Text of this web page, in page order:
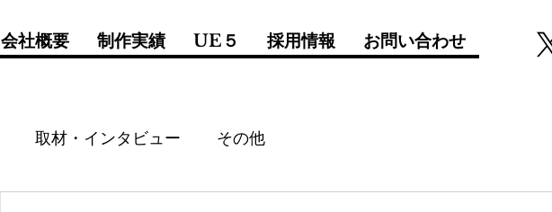
会社概要 制作実績 UE５ 採用情報 お問い合わせ
取材・インタビュー その他